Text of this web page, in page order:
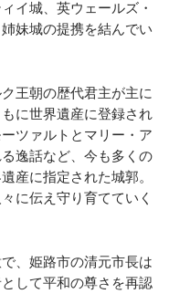
イ城、英ウェールズ・
妹城の提携を結んでい
王朝の歴代君主が主に
に世界遺産に登録され
ツァルトとマリー・ア
逸話など、今も多くの
産に指定された城郭。
に伝え守り育てていく
、姫路市の清元市長は
して平和の尊さを再認